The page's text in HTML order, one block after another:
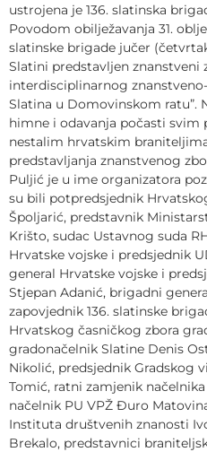
ustrojena je 136. slatinska
Povodom obilježavanja 31.
slatinske brigade jučer
Slatini predstavljen znanstveni
interdisciplinarnog
Slatina u Domovinskom ratu”.
himne i odavanja počasti
nestalim hrvatskim
predstavljanja znanstvenog
Puljić je u ime organizatora
su bili potpredsjednik
Špoljarić, predstavnik
Krišto, sudac Ustavnog suda
Hrvatske vojske i predsjednik
general Hrvatske vojske i
Stjepan Adanić, brigadni
zapovjednik 136. slatinske
Hrvatskog časničkog zbora
gradonačelnik Slatine Denis
Nikolić, predsjednik Gradskog
Tomić, ratni zamjenik
načelnik PU VPŽ Đuro
Instituta društvenih znanosti
Brekalo, predstavnici